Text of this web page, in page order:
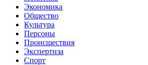
Экономика
Общество
Культура
Персоны
Происшествия
Экспертиза
Спорт